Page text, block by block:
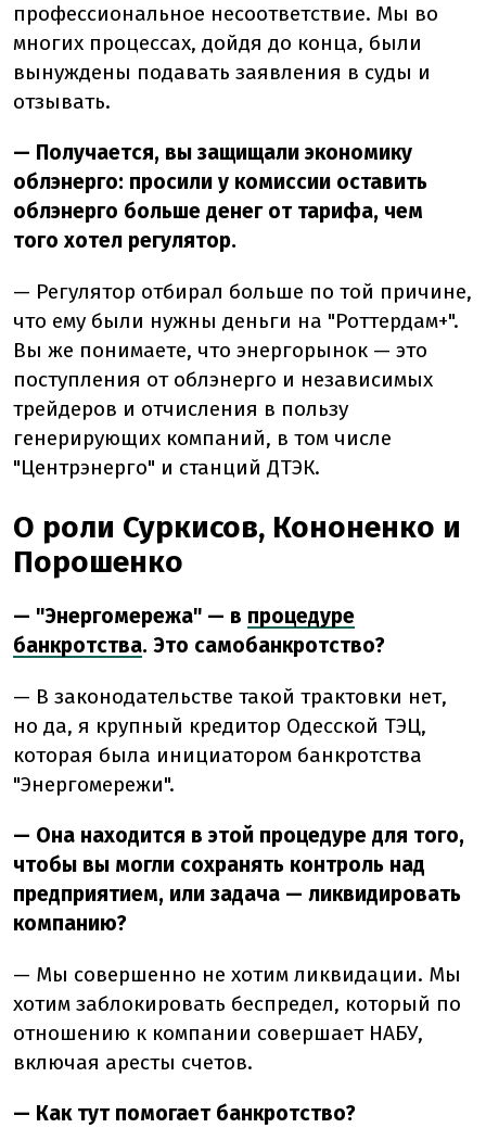
профессиональное несоответствие. Мы во
многих процессах, дойдя до конца, были
вынуждены подавать заявления в суды и
отзывать.
— Получается, вы защищали экономику
облэнерго: просили у комиссии оставить
облэнерго больше денег от тарифа, чем
того хотел регулятор.
— Регулятор отбирал больше по той причине,
что ему были нужны деньги на "Роттердам+".
Вы же понимаете, что энергорынок — это
поступления от облэнерго и независимых
трейдеров и отчисления в пользу
генерирующих компаний, в том числе
"Центрэнерго" и станций ДТЭК.
О роли Суркисов, Кононенко и
Порошенко
— "Энергомережа" — в процедуре
банкротства. Это самобанкротство?
— В законодательстве такой трактовки нет,
но да, я крупный кредитор Одесской ТЭЦ,
которая была инициатором банкротства
"Энергомережи".
— Она находится в этой процедуре для того,
чтобы вы могли сохранять контроль над
предприятием, или задача — ликвидировать
компанию?
— Мы совершенно не хотим ликвидации. Мы
хотим заблокировать беспредел, который по
отношению к компании совершает НАБУ,
включая аресты счетов.
— Как тут помогает банкротство?